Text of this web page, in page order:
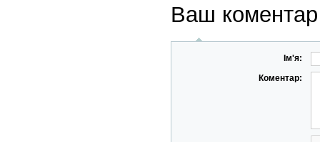
Ваш коментар
Ім'я:
Коментар: